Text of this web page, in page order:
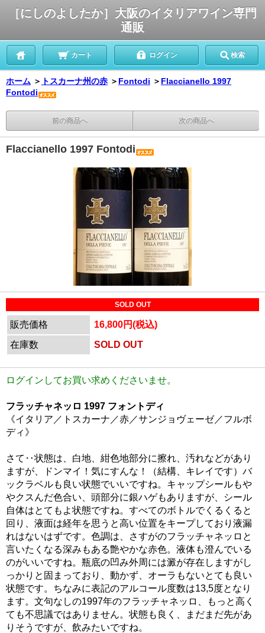
［にしのよしたか］大阪のイタリアワイン専門
通販
カート ログイン 検索
ホーム ＞ トスカーナ州の赤 ＞ Fontodi ＞ Flaccianello 1997
Fontodi
前の商品へ 次の商品へ
Flaccianello 1997 Fontodi
SOLD OUT
販売価格
16,800円(税込)
在庫数
SOLD OUT
ログインしてお買い求めくださいませ。
フラッチャネッロ 1997 フォントディ
《イタリア／トスカーナ／赤／サンジョヴェーゼ／フルボ
ディ》
さて‥状態は、白地、紺色地部分に擦れ、汚れなどがあり
ますが、ドンマイ！気にすんな！（結構、キレイです）バ
ックラベルも良い状態でいいですね。キャップシールもや
やクスんだ色合い、頭部分に銀ハゲもありますが、シール
自体はとてもよ状態ですね。すべてのボトルでくるくると
回り、液面は経年を思うと高い位置をキープしており液漏
れはないはずです。色調は、さすがのフラッチャネッロと
言いたくなる深みもある艶やかな赤色。液体も澄んでいる
のがいいですね。瓶底の凹み外周には澱が存在しますがし
っかりと固まっており、動かず、オーラもないとても良い
状態です。ちなみに表記のアルコール度数は13,5度となり
ます。文句なしの1997年のフラッチャネッロ、もっと高く
ても不思議ではありません。状態も良く、まだまだ先があ
りそうですが、飲みたいですね。